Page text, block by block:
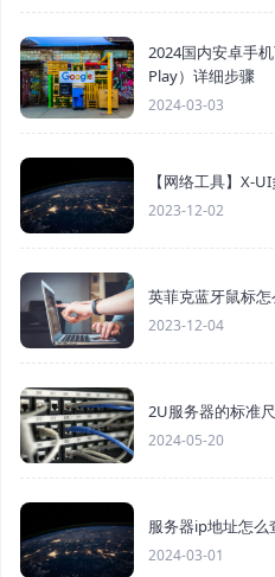
2024国内安卓手
Play）详细步骤
2024-03-03
【网络工具】X-
2023-12-02
英菲克蓝牙鼠标
2023-12-04
2U服务器的标准
2024-05-20
服务器ip地址怎么
2024-03-01